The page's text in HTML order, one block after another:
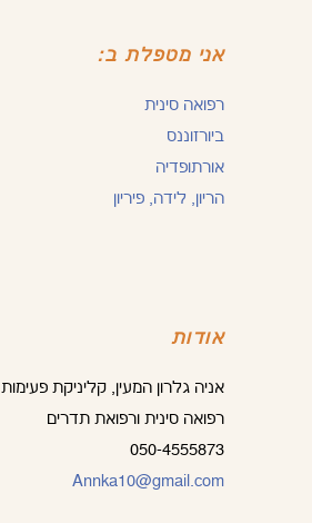
אני מטפלת ב:
רפואה סינית
ביורזוננס
אורתופדיה
הריון, לידה, פיריון
אודות
אניה גלרון המעין, קליניקת פעימות
רפואה סינית ורפואת תדרים
050-4555873
Annka10@gmail.com